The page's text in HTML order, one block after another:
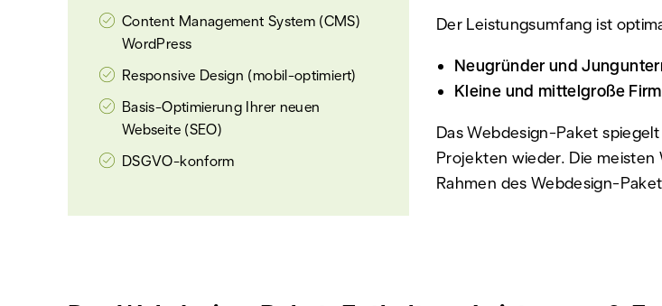
Content Management System (CMS)
WordPress
Responsive Design (mobil-optimiert)
Basis-Optimierung Ihrer neuen
Webseite (SEO)
DSGVO-konform
Der Leistungsumfang ist
Neugründer und
Kleine und mittelgroße
Das Webdesign-Paket
Projekten wieder. Die meisten
Rahmen des Webdesign-